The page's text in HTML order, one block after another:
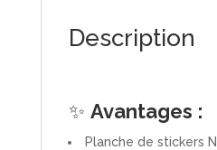
Description
✨ Avantages :
Planche de stickers